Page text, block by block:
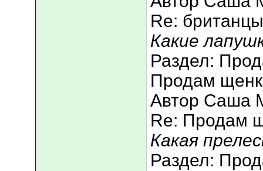
Re:
Какие
Раздел:
Продам
Автор Саша
Re: Продам
Какая
Раздел: